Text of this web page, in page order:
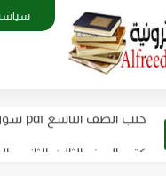
كتب الصف الثالث الثانوي العلمي